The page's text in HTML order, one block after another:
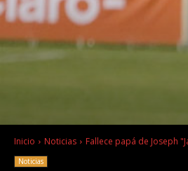
Inicio Noticias Fallece papá de Joseph
Noticias